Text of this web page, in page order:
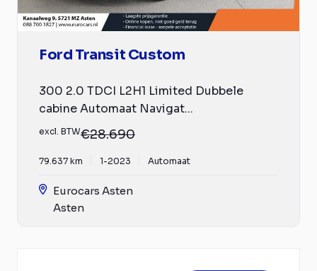
Ford Transit Custom
300 2.0 TDCI L2H1 Limited Dubbele
cabine Automaat Navigat...
excl. BTW€28.690
79.637 km 1-2023 Automaat
Eurocars Asten
Asten